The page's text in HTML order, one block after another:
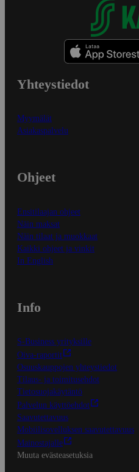
Yhteystiedot
Myymälät
Asiakaspalvelu
Ohjeet
Ensitilaajan ohjeet
Näin maksat
Näin tilaat ja muokkaat
Kaikki ohjeet ja vinkit
In English
Info
S-Business yrityksille
Oiva-raportit
Osuuskauppojen yhteystiedot
Tilaus- ja toimitusehdot
Tietosuojakäytäntö
Palvelun käyttöehdot
Saavutettavuus
Mobiilisovelluksen saavutettavuus
Mainostajalle
Muuta evästeasetuksia